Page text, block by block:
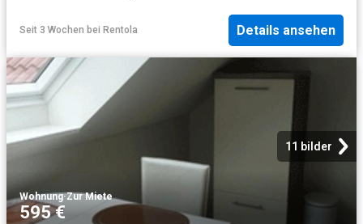
Seit 3 Wochen bei Rentola Details ansehen
11 bilder
Wohnung·Zur Miete
595 €